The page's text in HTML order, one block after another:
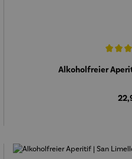
Alkoholfreier